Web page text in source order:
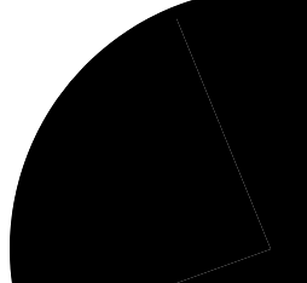
Kolhydrater